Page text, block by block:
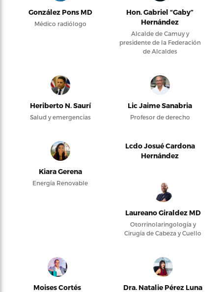
González Pons MD
Médico radiólogo
Hon. Gabriel “Gaby”
Hernández
Alcalde de Camuy y
presidente de la Federación
de Alcaldes
Heriberto N. Saurí
Salud y emergencias
Lic Jaime Sanabria
Profesor de derecho
Kiara Gerena
Energía Renovable
Lcdo Josué Cardona
Hernández
Laureano Giraldez MD
Otorrinolaringología y
Cirugía de Cabeza y Cuello
Moises Cortés Dra. Natalie Pérez Luna